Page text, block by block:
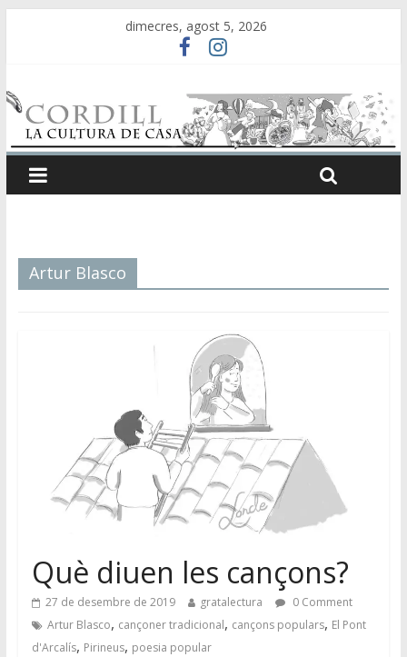
dimecres, agost 5, 2026
Artur Blasco
Què diuen les cançons?
27 de desembre de 2019 gratalectura
0 Comment
Artur Blasco, cançoner tradicional, cançons populars, El Pont
d'Arcalís, Pirineus, poesia popular